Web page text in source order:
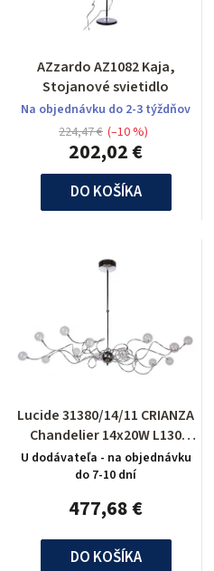
AZzardo AZ1082 Kaja,
Stojanové svietidlo
Na objednávku do 2-3 týždňov
202,02 €
224,47 € (–10 %)
DO KOŠÍKA
Lucide 31380/14/11 CRIANZA
Chandelier 14x20W L130
B60cm Chr
U dodávateľa - na objednávku
do 7-10 dní
477,68 €
DO KOŠÍKA